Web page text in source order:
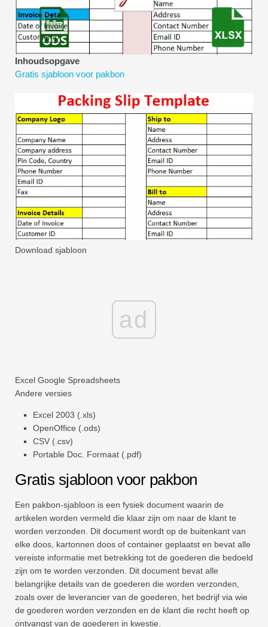
Inhoudsopgave
Gratis sjabloon voor pakbon
Download sjabloon
ad
Excel Google Spreadsheets
Andere versies
Excel 2003 (.xls)
OpenOffice (.ods)
CSV (.csv)
Portable Doc. Formaat (.pdf)
Gratis sjabloon voor pakbon
Een pakbon-sjabloon is een fysiek document waarin de
artikelen worden vermeld die klaar zijn om naar de klant te
worden verzonden. Dit document wordt op de buitenkant van
elke doos, kartonnen doos of container geplaatst en bevat alle
vereiste informatie met betrekking tot de goederen die bedoeld
zijn om te worden verzonden. Dit document bevat alle
belangrijke details van de goederen die worden verzonden,
zoals over de leverancier van de goederen, het bedrijf via wie
de goederen worden verzonden en de klant die recht heeft op
ontvangst van de goederen in kwestie.